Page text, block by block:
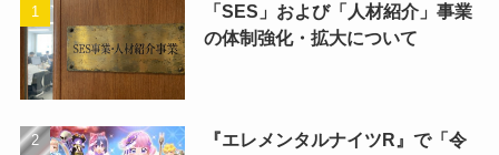
「SES」および「人材紹介」事業
の体制強化・拡大について
『エレメンタルナイツR』で「令